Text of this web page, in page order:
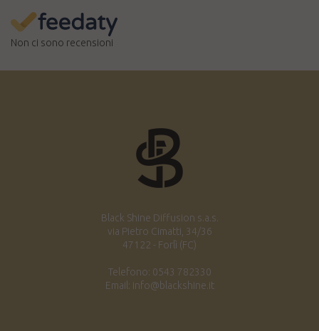
Non ci sono recensioni
Black Shine Diffusion s.a.s.
via Pietro Cimatti, 34/36
47122 - Forlì (FC)
Telefono: 0543 782330
Email: info@blackshine.it